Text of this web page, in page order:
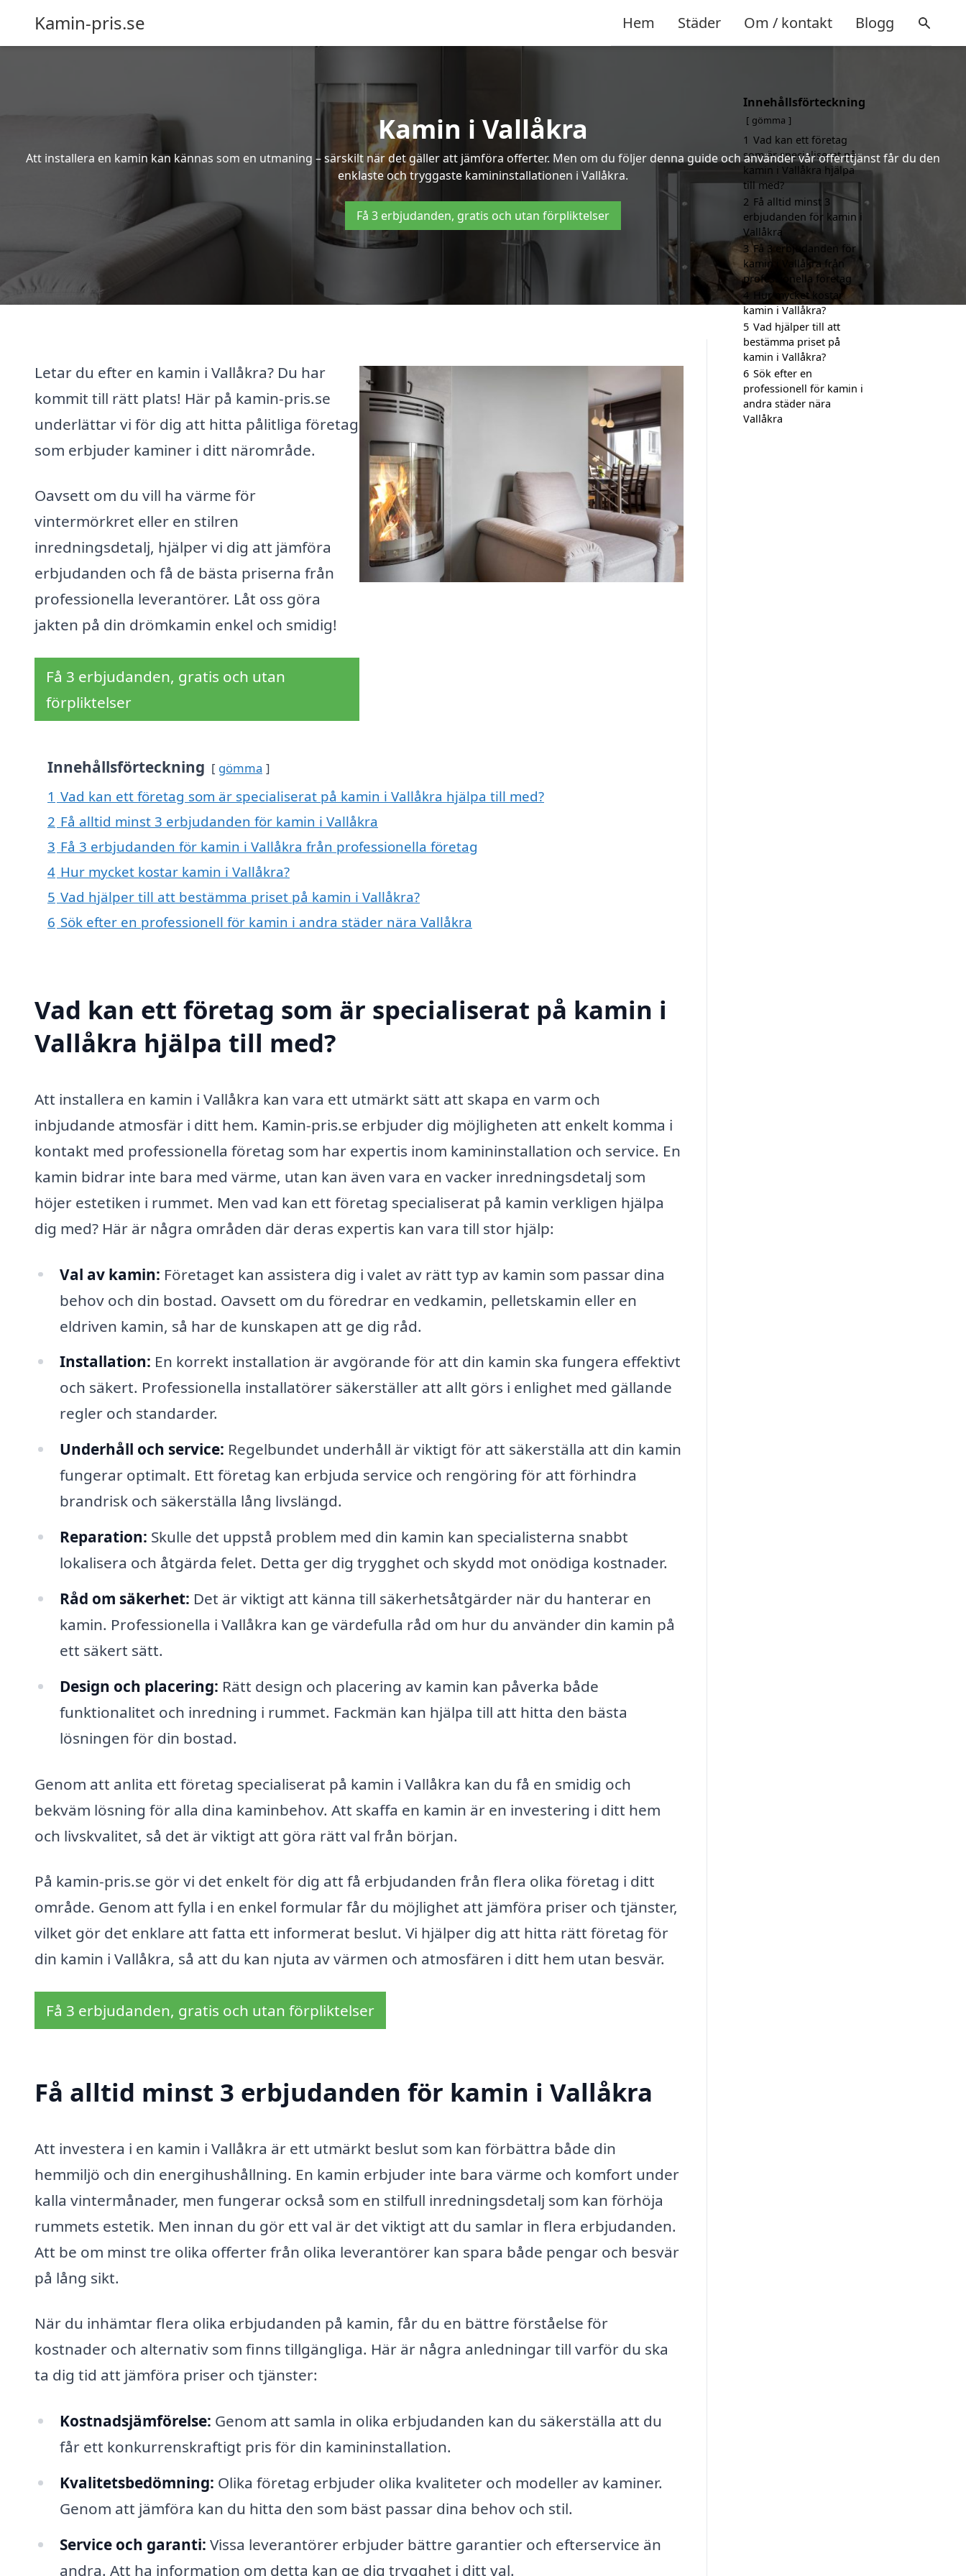
Kamin-pris.se Hem Städer Om / kontakt Blogg
Kamin i Vallåkra
Att installera en kamin kan kännas som en utmaning – särskilt när det gäller att jämföra offerter. Men om du följer denna guide och använder vår offerttjänst får du den
enklaste och tryggaste kamininstallationen i Vallåkra.
Få 3 erbjudanden, gratis och utan förpliktelser
Letar du efter en kamin i Vallåkra? Du har
kommit till rätt plats! Här på kamin-pris.se
underlättar vi för dig att hitta pålitliga företag
som erbjuder kaminer i ditt närområde.
Oavsett om du vill ha värme för
vintermörkret eller en stilren
inredningsdetalj, hjälper vi dig att jämföra
erbjudanden och få de bästa priserna från
professionella leverantörer. Låt oss göra
jakten på din drömkamin enkel och smidig!
Få 3 erbjudanden, gratis och utan
förpliktelser
Innehållsförteckning gömma
1 Vad kan ett företag som är specialiserat på kamin i Vallåkra hjälpa till med?
2 Få alltid minst 3 erbjudanden för kamin i Vallåkra
3 Få 3 erbjudanden för kamin i Vallåkra från professionella företag
4 Hur mycket kostar kamin i Vallåkra?
5 Vad hjälper till att bestämma priset på kamin i Vallåkra?
6 Sök efter en professionell för kamin i andra städer nära Vallåkra
Vad kan ett företag som är specialiserat på kamin i
Vallåkra hjälpa till med?
Att installera en kamin i Vallåkra kan vara ett utmärkt sätt att skapa en varm och
inbjudande atmosfär i ditt hem. Kamin-pris.se erbjuder dig möjligheten att enkelt komma i
kontakt med professionella företag som har expertis inom kamininstallation och service. En
kamin bidrar inte bara med värme, utan kan även vara en vacker inredningsdetalj som
höjer estetiken i rummet. Men vad kan ett företag specialiserat på kamin verkligen hjälpa
dig med? Här är några områden där deras expertis kan vara till stor hjälp:
Val av kamin: Företaget kan assistera dig i valet av rätt typ av kamin som passar dina
behov och din bostad. Oavsett om du föredrar en vedkamin, pelletskamin eller en
eldriven kamin, så har de kunskapen att ge dig råd.
Installation: En korrekt installation är avgörande för att din kamin ska fungera effektivt
och säkert. Professionella installatörer säkerställer att allt görs i enlighet med gällande
regler och standarder.
Underhåll och service: Regelbundet underhåll är viktigt för att säkerställa att din kamin
fungerar optimalt. Ett företag kan erbjuda service och rengöring för att förhindra
brandrisk och säkerställa lång livslängd.
Reparation: Skulle det uppstå problem med din kamin kan specialisterna snabbt
lokalisera och åtgärda felet. Detta ger dig trygghet och skydd mot onödiga kostnader.
Råd om säkerhet: Det är viktigt att känna till säkerhetsåtgärder när du hanterar en
kamin. Professionella i Vallåkra kan ge värdefulla råd om hur du använder din kamin på
ett säkert sätt.
Design och placering: Rätt design och placering av kamin kan påverka både
funktionalitet och inredning i rummet. Fackmän kan hjälpa till att hitta den bästa
lösningen för din bostad.
Genom att anlita ett företag specialiserat på kamin i Vallåkra kan du få en smidig och
bekväm lösning för alla dina kaminbehov. Att skaffa en kamin är en investering i ditt hem
och livskvalitet, så det är viktigt att göra rätt val från början.
På kamin-pris.se gör vi det enkelt för dig att få erbjudanden från flera olika företag i ditt
område. Genom att fylla i en enkel formular får du möjlighet att jämföra priser och tjänster,
vilket gör det enklare att fatta ett informerat beslut. Vi hjälper dig att hitta rätt företag för
din kamin i Vallåkra, så att du kan njuta av värmen och atmosfären i ditt hem utan besvär.
Få 3 erbjudanden, gratis och utan förpliktelser
Få alltid minst 3 erbjudanden för kamin i Vallåkra
Att investera i en kamin i Vallåkra är ett utmärkt beslut som kan förbättra både din
hemmiljö och din energihushållning. En kamin erbjuder inte bara värme och komfort under
kalla vintermånader, men fungerar också som en stilfull inredningsdetalj som kan förhöja
rummets estetik. Men innan du gör ett val är det viktigt att du samlar in flera erbjudanden.
Att be om minst tre olika offerter från olika leverantörer kan spara både pengar och besvär
på lång sikt.
När du inhämtar flera olika erbjudanden på kamin, får du en bättre förståelse för
kostnader och alternativ som finns tillgängliga. Här är några anledningar till varför du ska
ta dig tid att jämföra priser och tjänster:
Kostnadsjämförelse: Genom att samla in olika erbjudanden kan du säkerställa att du
får ett konkurrenskraftigt pris för din kamininstallation.
Kvalitetsbedömning: Olika företag erbjuder olika kvaliteter och modeller av kaminer.
Genom att jämföra kan du hitta den som bäst passar dina behov och stil.
Service och garanti: Vissa leverantörer erbjuder bättre garantier och efterservice än
andra. Att ha information om detta kan ge dig trygghet i ditt val.
Innehållsförteckning
gömma
1 Vad kan ett företag
som är specialiserat på
kamin i Vallåkra hjälpa
till med?
2 Få alltid minst 3
erbjudanden för kamin i
Vallåkra
3 Få 3 erbjudanden för
kamin i Vallåkra från
professionella företag
4 Hur mycket kostar
kamin i Vallåkra?
5 Vad hjälper till att
bestämma priset på
kamin i Vallåkra?
6 Sök efter en
professionell för kamin i
andra städer nära
Vallåkra